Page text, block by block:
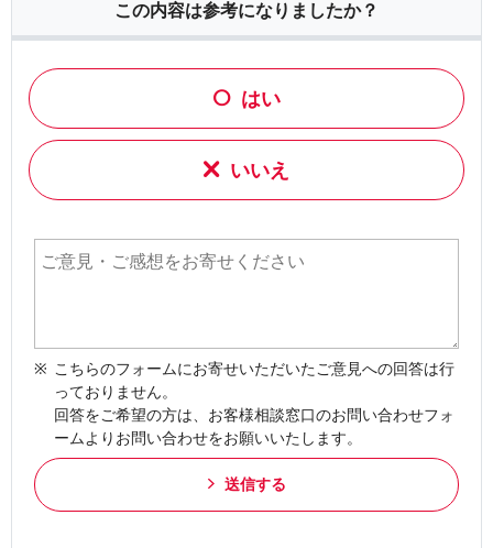
この内容は参考になりましたか？
はい
いいえ
こちらのフォームにお寄せいただいたご意見への回答は行
っておりません。
回答をご希望の方は、お客様相談窓口のお問い合わせフォ
ームよりお問い合わせをお願いいたします。
送信する